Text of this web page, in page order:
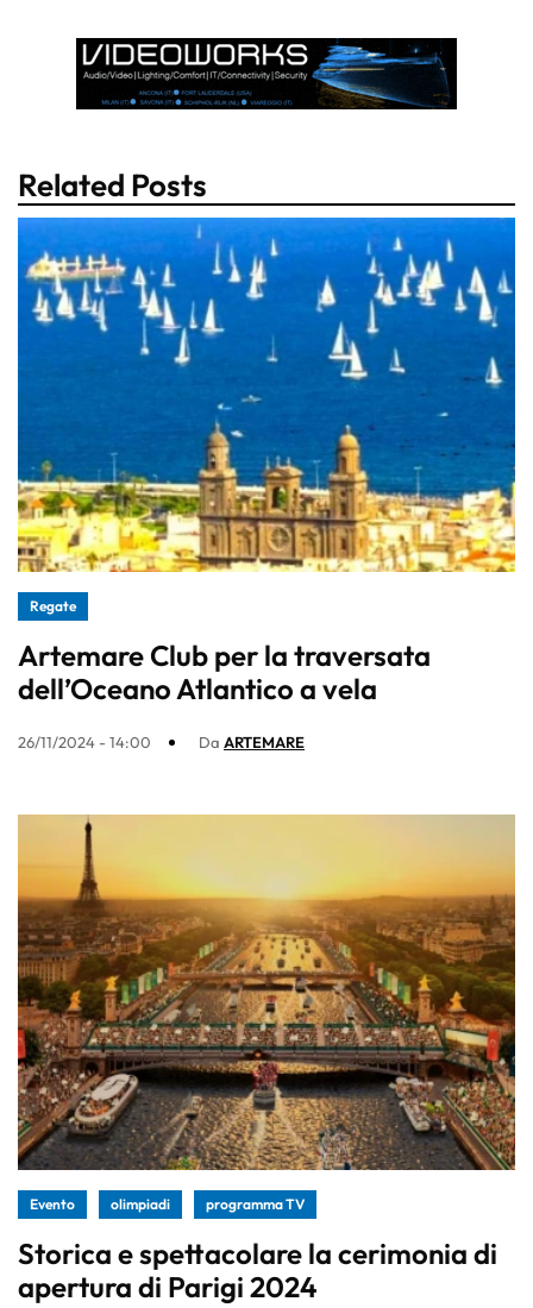
Related Posts
Regate
Artemare Club per la traversata
dell’Oceano Atlantico a vela
26/11/2024 - 14:00 Da ARTEMARE
Evento olimpiadi programma TV
Storica e spettacolare la cerimonia di
apertura di Parigi 2024